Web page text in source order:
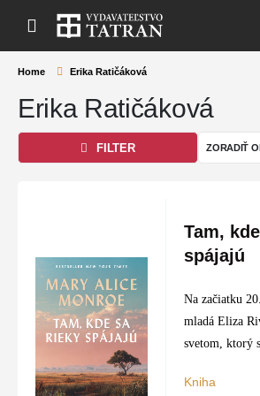
Home Erika Ratičáková
Erika Ratičáková
FILTER
Tam,
spájajú
Na začiatku
mladá Eliza
svetom, ktorý
milovanej
Kniha